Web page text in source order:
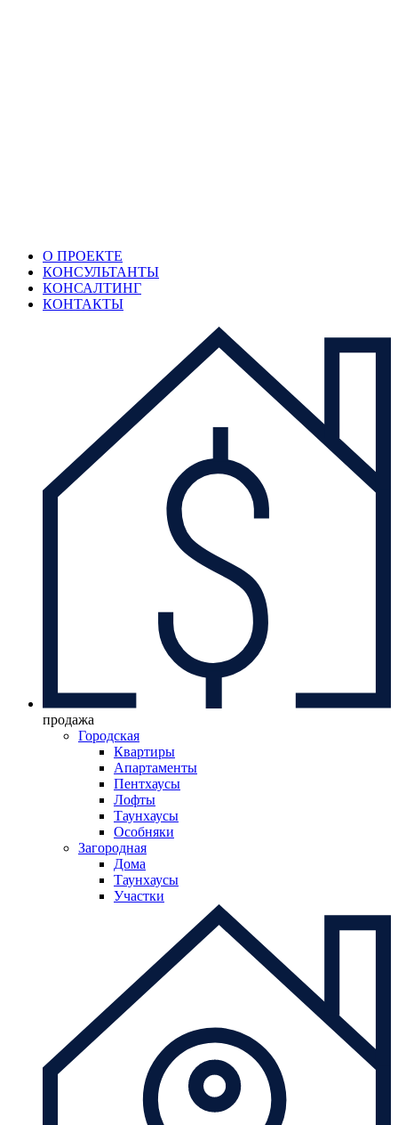
О ПРОЕКТЕ
КОНСУЛЬТАНТЫ
КОНСАЛТИНГ
КОНТАКТЫ
продажа
Городская
Квартиры
Апартаменты
Пентхаусы
Лофты
Таунхаусы
Особняки
Загородная
Дома
Таунхаусы
Участки